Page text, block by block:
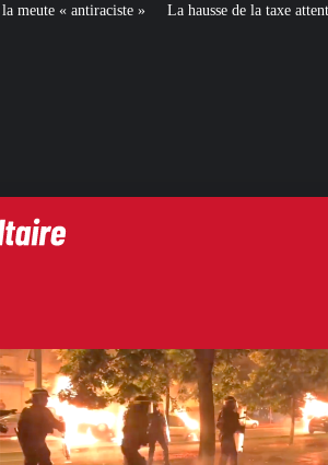
de la taxe attentat va augmenter votre